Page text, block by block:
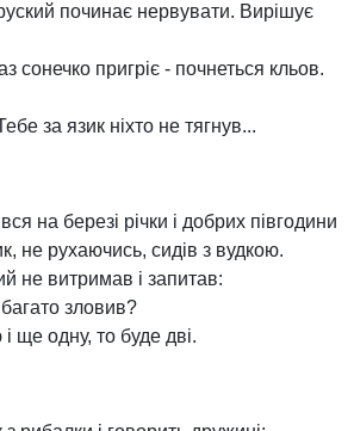
починає нервувати. Вирішує
сонечко пригріє - почнеться кльов.
за язик ніхто не тягнув...
на березі річки і добрих півгодини
не рухаючись, сидів з вудкою.
не витримав і запитав:
зловив?
ще одну, то буде дві.